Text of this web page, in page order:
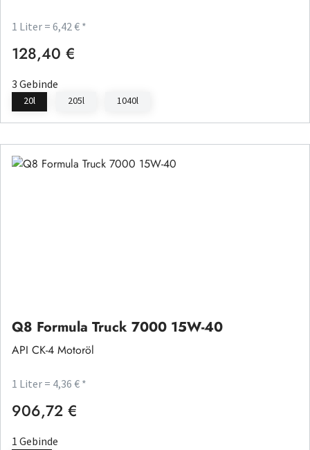
1 Liter = 6,42 € *
Regulärer Preis:
128,40 €
3 Gebinde
20l 205l 1040l
Q8 Formula Truck 7000 15W-40
API CK-4 Motoröl
1 Liter = 4,36 € *
Regulärer Preis:
906,72 €
1 Gebinde